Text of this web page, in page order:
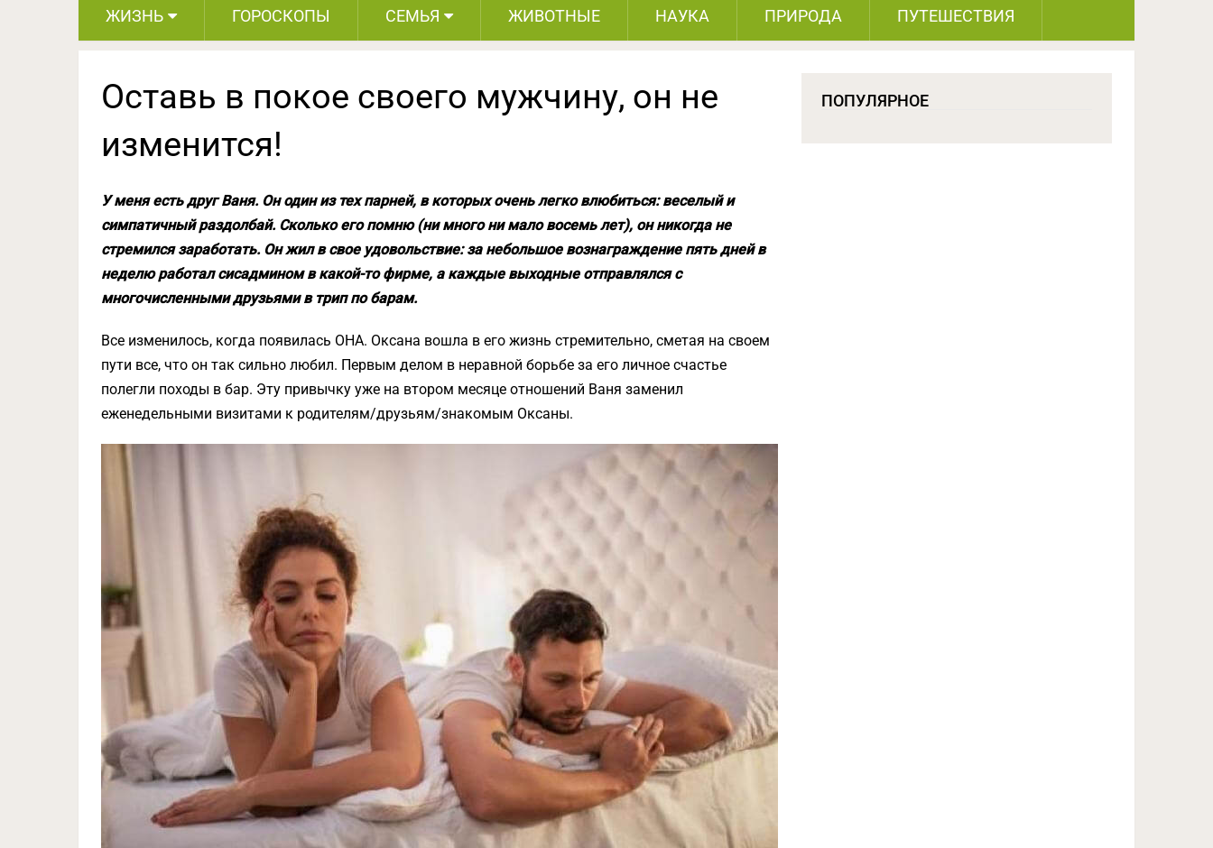
ЖИЗНЬ ГОРОСКОПЫ СЕМЬЯ ЖИВОТНЫЕ НАУКА ПРИРОДА ПУТЕШЕСТВИЯ
Оставь в покое своего мужчину, он не
изменится!
У меня есть друг Ваня. Он один из тех парней, в которых очень легко влюбиться: веселый и
симпатичный раздолбай. Сколько его помню (ни много ни мало восемь лет), он никогда не
стремился заработать. Он жил в свое удовольствие: за небольшое вознаграждение пять дней в
неделю работал сисадмином в какой-то фирме, а каждые выходные отправлялся с
многочисленными друзьями в трип по барам.
Все изменилось, когда появилась ОНА. Оксана вошла в его жизнь стремительно, сметая на своем
пути все, что он так сильно любил. Первым делом в неравной борьбе за его личное счастье
полегли походы в бар. Эту привычку уже на втором месяце отношений Ваня заменил
еженедельными визитами к родителям/друзьям/знакомым Оксаны.
ПОПУЛЯРНОЕ